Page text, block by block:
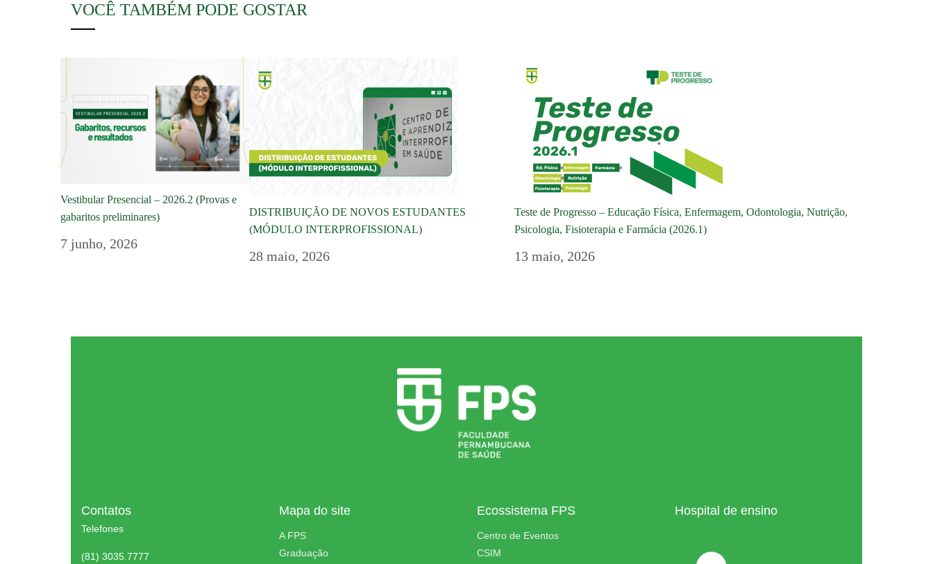
VOCÊ TAMBÉM PODE GOSTAR
Vestibular Presencial – 2026.2 (Provas e
gabaritos preliminares)
7 junho, 2026
DISTRIBUIÇÃO DE NOVOS ESTUDANTES
(MÓDULO INTERPROFISSIONAL)
28 maio, 2026
Teste de Progresso – Educação Física, Enfermagem, Odontologia, Nutrição,
Psicologia, Fisioterapia e Farmácia (2026.1)
13 maio, 2026
Contatos
Telefones
(81) 3035.7777
Mapa do site
A FPS
Graduação
Ecossistema FPS
Centro de Eventos
CSIM
Hospital de ensino